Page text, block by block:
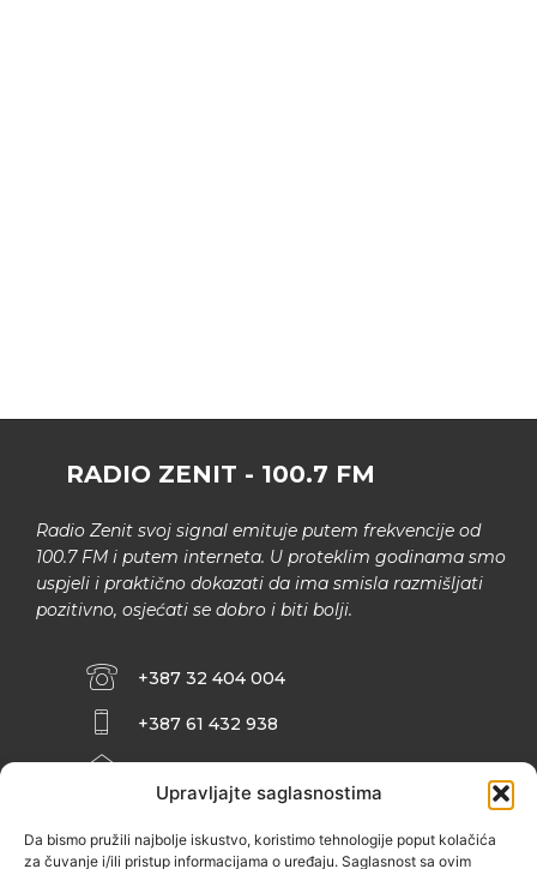
Upravljajte saglasnostima
Da bismo pružili najbolje iskustvo, koristimo tehnologije poput kolačića
za čuvanje i/ili pristup informacijama o uređaju. Saglasnost sa ovim
RADIO ZENIT - 100.7 FM
Radio Zenit svoj signal emituje putem frekvencije od
100.7 FM i putem interneta. U proteklim godinama smo
uspjeli i praktično dokazati da ima smisla razmišljati
pozitivno, osjećati se dobro i biti bolji.
+387 32 404 004
+387 61 432 938
INFO@ZENIT.BA
ZENIČANKA, 3. SPRAT), 72000 ZENICA